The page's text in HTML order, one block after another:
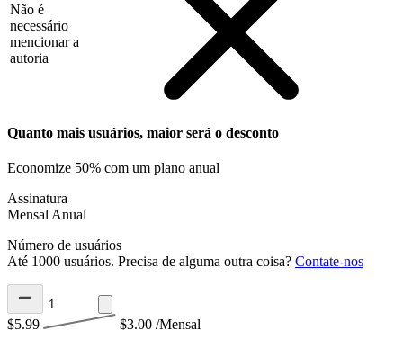
Não é
necessário
mencionar a
autoria
Quanto mais usuários, maior será o desconto
Economize 50% com um plano anual
Assinatura
Mensal Anual
Número de usuários
Até 1000 usuários. Precisa de alguma outra coisa? Contate-nos
$5.99 $3.00 /Mensal